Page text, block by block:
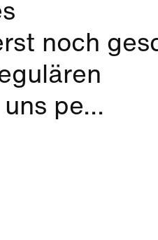
noch
pe...